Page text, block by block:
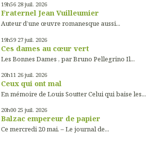
19h56 28 juil. 2026
Fraternel Jean Vuilleumier
Auteur d’une œuvre romanesque aussi...
19h59 27 juil. 2026
Ces dames au cœur vert
Les Bonnes Dames , par Bruno Pellegrino Il...
20h11 26 juil. 2026
Ceux qui ont mal
En mémoire de Louis Soutter Celui qui baise les...
20h00 25 juil. 2026
Balzac empereur de papier
Ce mercredi 20 mai. – Le journal de...